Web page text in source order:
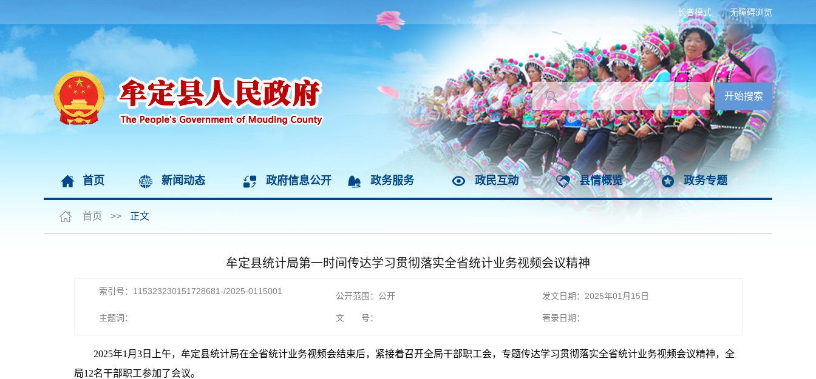
无障碍浏览
长者模式
首页 新闻动态 政府信息公开 政务服务 政民互动 县情概览 政务专题
首页 >> 正文
牟定县统计局第一时间传达学习贯彻落实全省统计业务视频会议精神
索引号：115323230151728681-/2025-0115001 公开范围：公开 发文日期：2025年01月15日
主题词： 文 号： 著录日期：
2025年1月3日上午，牟定县统计局在全省统计业务视频会结束后，紧接着召开全局干部职工会，专题传达学习贯彻落实全省统计业务视频会议精神，全
局12名干部职工参加了会议。